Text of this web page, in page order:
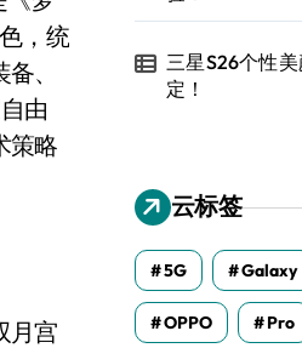
，统
、
由
策略
月宫
三星S26个性
定！
云标签
5G Galaxy
OPPO Pro